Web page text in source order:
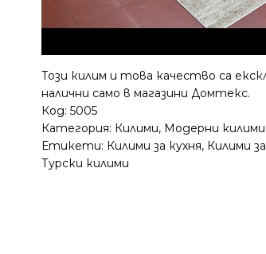
Този килим и това качество са
налични само в магазини Домтекс.
Код:5005
Категория: Килими, Модерни килими
Етикети: Килими за кухня, Килими
Турски килими